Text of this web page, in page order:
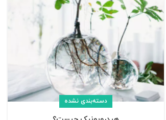
دسته‌بندی نشده